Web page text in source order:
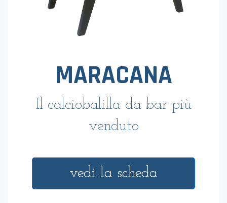
MARACANA
Il calciobalilla da bar più
venduto
vedi la scheda